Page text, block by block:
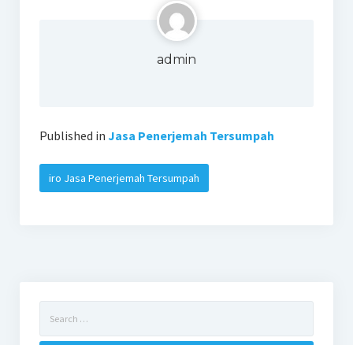
admin
Published in Jasa Penerjemah Tersumpah
iro Jasa Penerjemah Tersumpah
for: